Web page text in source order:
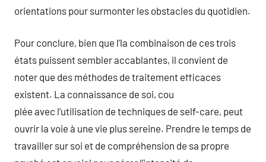
orientations pour surmonter les obstacles du quotidien.
Pour conclure, bien que l’la combinaison de ces trois
états puissent sembler accablantes, il convient de
noter que des méthodes de traitement efficaces
existent. La connaissance de soi, cou
plée avec l’utilisation de techniques de self-care, peut
ouvrir la voie à une vie plus sereine. Prendre le temps de
travailler sur soi et de compréhension de sa propre